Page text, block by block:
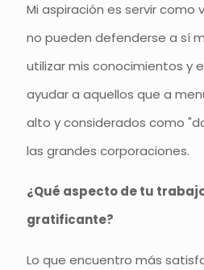
Mi aspiración es servir como
no pueden defenderse a sí
utilizar mis conocimientos y
ayudar a aquellos que a
alto y considerados como
las grandes corporaciones.
¿Qué aspecto de tu
gratificante?
Lo que encuentro más